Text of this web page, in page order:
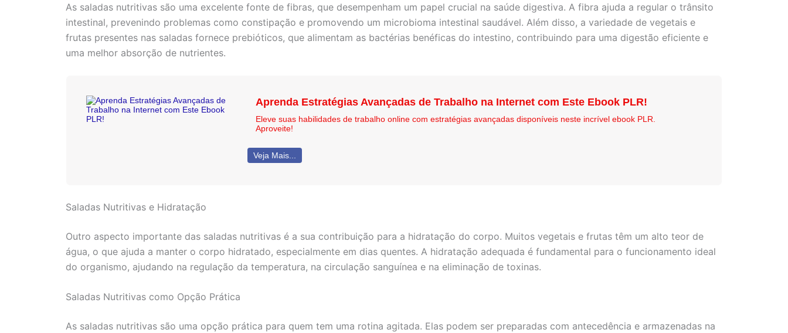
As saladas nutritivas são uma excelente fonte de fibras, que desempenham um papel crucial na saúde digestiva. A fibra ajuda a regular o trânsito
intestinal, prevenindo problemas como constipação e promovendo um microbioma intestinal saudável. Além disso, a variedade de vegetais e
frutas presentes nas saladas fornece prebióticos, que alimentam as bactérias benéficas do intestino, contribuindo para uma digestão eficiente e
uma melhor absorção de nutrientes.
Aprenda Estratégias Avançadas de Trabalho na Internet com Este Ebook PLR!
Eleve suas habilidades de trabalho online com estratégias avançadas disponíveis neste incrível ebook PLR.
Aproveite!
Veja Mais...
Saladas Nutritivas e Hidratação
Outro aspecto importante das saladas nutritivas é a sua contribuição para a hidratação do corpo. Muitos vegetais e frutas têm um alto teor de
água, o que ajuda a manter o corpo hidratado, especialmente em dias quentes. A hidratação adequada é fundamental para o funcionamento ideal
do organismo, ajudando na regulação da temperatura, na circulação sanguínea e na eliminação de toxinas.
Saladas Nutritivas como Opção Prática
As saladas nutritivas são uma opção prática para quem tem uma rotina agitada. Elas podem ser preparadas com antecedência e armazenadas na